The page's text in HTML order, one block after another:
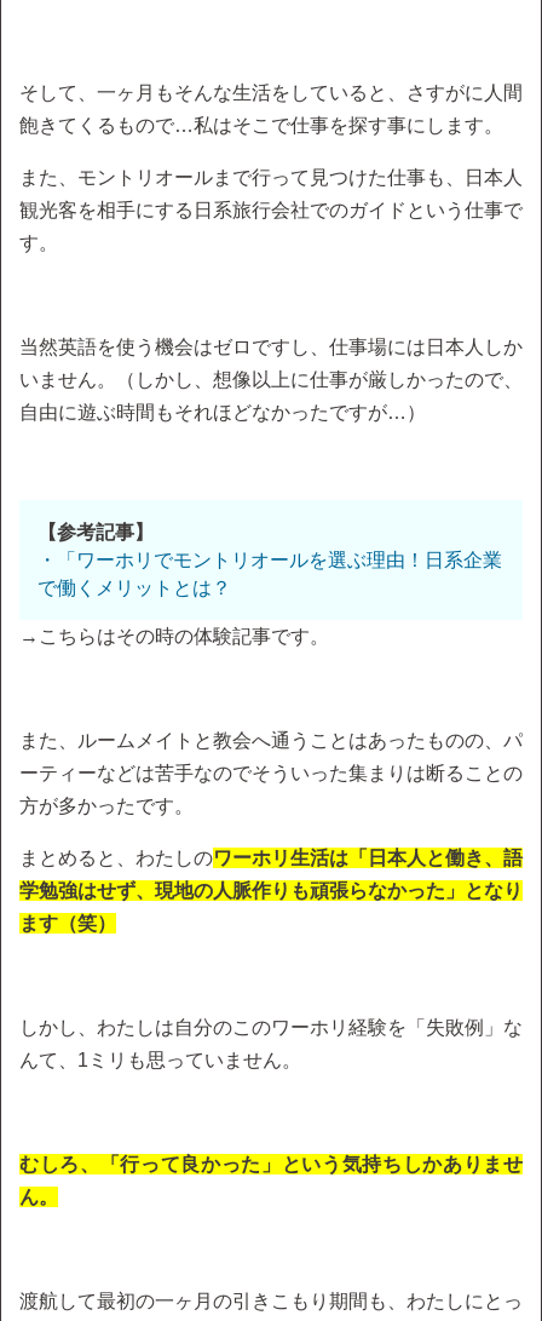
そして、一ヶ月もそんな生活をしていると、さすがに人間
飽きてくるもので…私はそこで仕事を探す事にします。
また、モントリオールまで行って見つけた仕事も、日本人
観光客を相手にする日系旅行会社でのガイドという仕事で
す。
当然英語を使う機会はゼロですし、仕事場には日本人しか
いません。（しかし、想像以上に仕事が厳しかったので、
自由に遊ぶ時間もそれほどなかったですが…）
【参考記事】
・「ワーホリでモントリオールを選ぶ理由！日系企業
で働くメリットとは？
→こちらはその時の体験記事です。
また、ルームメイトと教会へ通うことはあったものの、パ
ーティーなどは苦手なのでそういった集まりは断ることの
方が多かったです。
まとめると、わたしのワーホリ生活は「日本人と働き、語
学勉強はせず、現地の人脈作りも頑張らなかった」となり
ます（笑）
しかし、わたしは自分のこのワーホリ経験を「失敗例」な
んて、1ミリも思っていません。
むしろ、「行って良かった」という気持ちしかありませ
ん。
渡航して最初の一ヶ月の引きこもり期間も、わたしにとっ